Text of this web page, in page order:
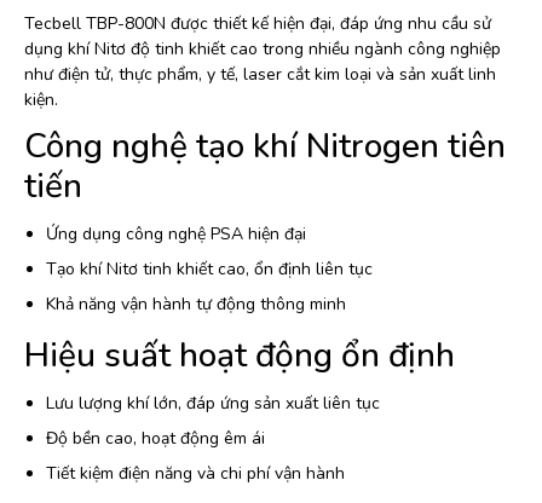
Tecbell TBP-800N được thiết kế hiện đại, đáp ứng nhu cầu sử
dụng khí Nitơ độ tinh khiết cao trong nhiều ngành công nghiệp
như điện tử, thực phẩm, y tế, laser cắt kim loại và sản xuất linh
kiện.
Công nghệ tạo khí Nitrogen tiên
tiến
Ứng dụng công nghệ PSA hiện đại
Tạo khí Nitơ tinh khiết cao, ổn định liên tục
Khả năng vận hành tự động thông minh
Hiệu suất hoạt động ổn định
Lưu lượng khí lớn, đáp ứng sản xuất liên tục
Độ bền cao, hoạt động êm ái
Tiết kiệm điện năng và chi phí vận hành